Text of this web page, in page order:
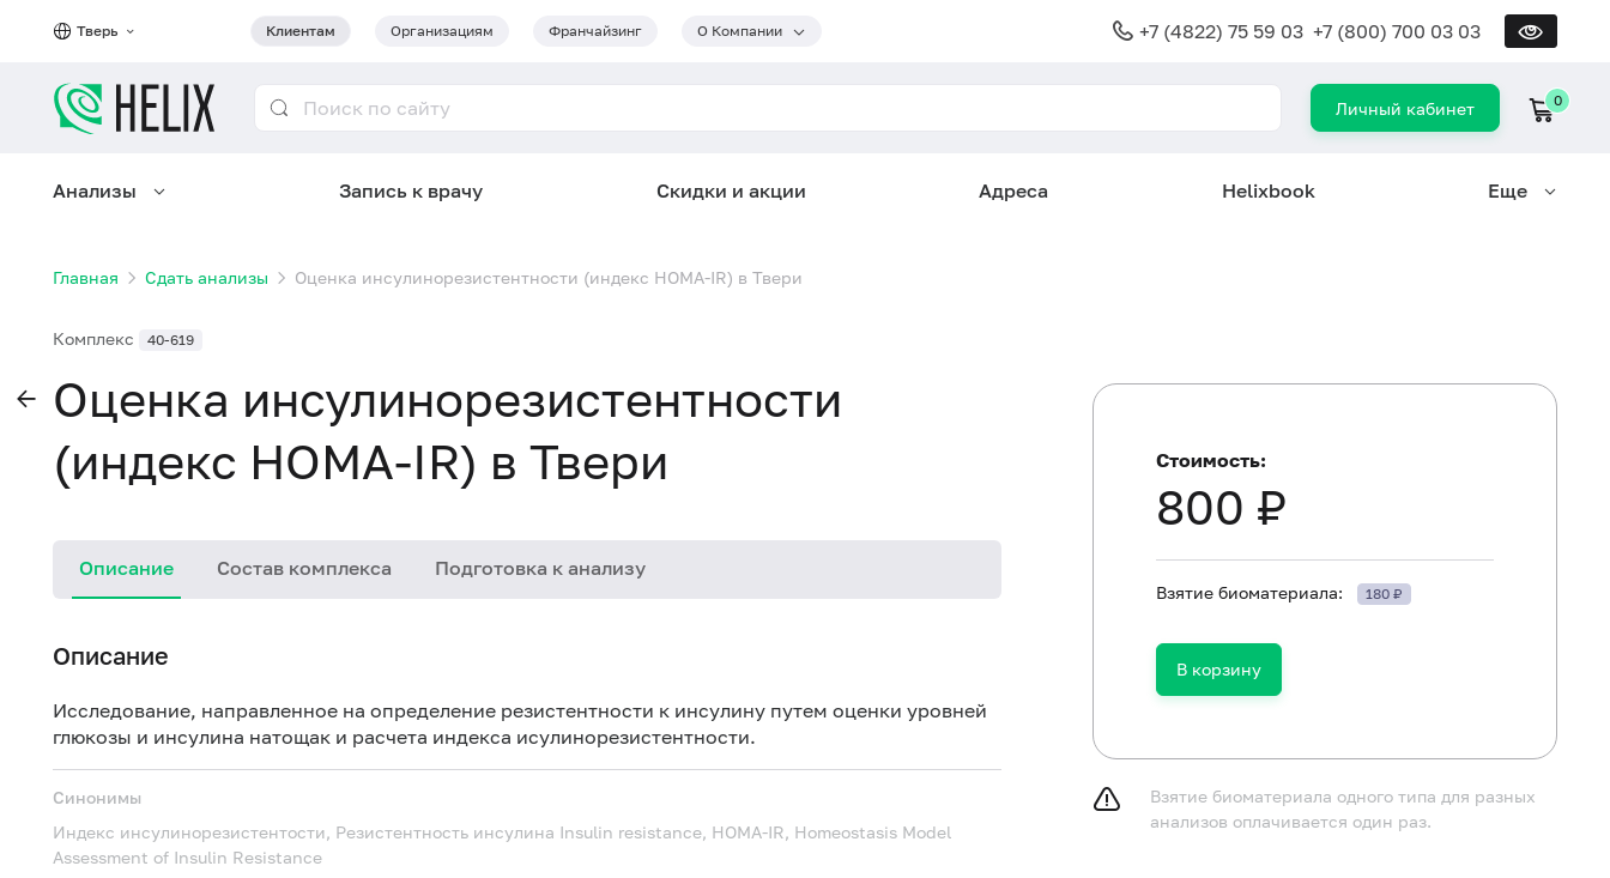
Тверь Клиентам Организациям Франчайзинг О Компании +7 (4822) 75 59 03 +7 (800) 700 03 03
Личный кабинет 0
Анализы Запись к врачу Скидки и акции Адреса Helixbook Еще
Главная Сдать анализы Оценка инсулинорезистентности (индекс HOMA-IR) в Твери
Комплекс 40-619
Оценка инсулинорезистентности
(индекс HOMA-IR) в Твери
Описание Состав комплекса Подготовка к анализу
Описание
Исследование, направленное на определение резистентности к инсулину путем оценки уровней
глюкозы и инсулина натощак и расчета индекса исулинорезистентности.
Синонимы
Индекс инсулинорезистентости, Резистентность инсулина Insulin resistance, HOMA-IR, Homeostasis Model
Assessment of Insulin Resistance
Глюкоза в плазме
Стоимость:
800 ₽
Взятие биоматериала: 180 ₽
В корзину
Взятие биоматериала одного типа для разных
анализов оплачивается один раз.